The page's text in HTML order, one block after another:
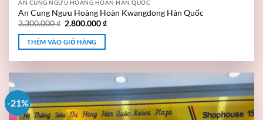
AN CUNG NGƯU HOÀNG HOÀN HÀN QUỐC
An Cung Ngưu Hoàng Hoàn Kwangdong Hàn Quốc
3.300.000₫ 2.800.000₫
THÊM VÀO GIỎ HÀNG
-21%